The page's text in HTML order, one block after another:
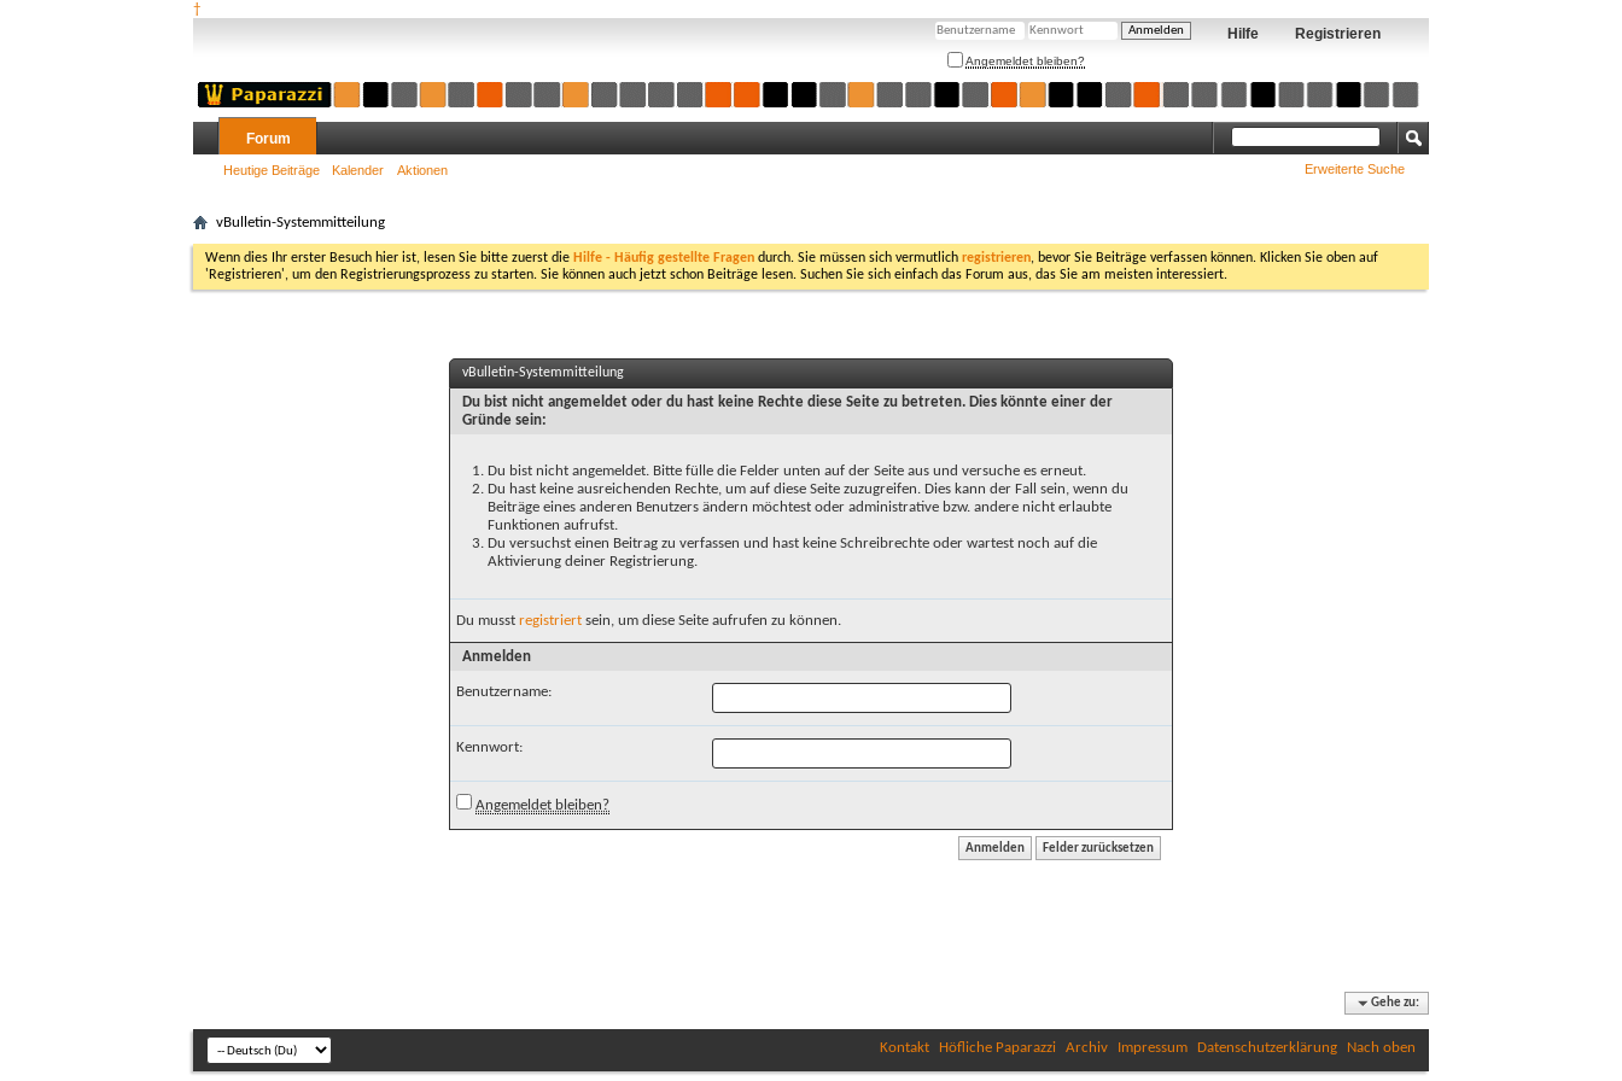
†
Registrieren
Hilfe
Angemeldet bleiben?
Forum
Heutige Beiträge Kalender Aktionen Erweiterte Suche
vBulletin-Systemmitteilung
Wenn dies Ihr erster Besuch hier ist, lesen Sie bitte zuerst die Hilfe - Häufig gestellte Fragen durch. Sie müssen sich vermutlich registrieren, bevor Sie Beiträge verfassen können. Klicken Sie oben auf
'Registrieren', um den Registrierungsprozess zu starten. Sie können auch jetzt schon Beiträge lesen. Suchen Sie sich einfach das Forum aus, das Sie am meisten interessiert.
vBulletin-Systemmitteilung
Du bist nicht angemeldet oder du hast keine Rechte diese Seite zu betreten. Dies könnte einer der
Gründe sein:
Du bist nicht angemeldet. Bitte fülle die Felder unten auf der Seite aus und versuche es erneut.
Du hast keine ausreichenden Rechte, um auf diese Seite zuzugreifen. Dies kann der Fall sein, wenn du
Beiträge eines anderen Benutzers ändern möchtest oder administrative bzw. andere nicht erlaubte
Funktionen aufrufst.
Du versuchst einen Beitrag zu verfassen und hast keine Schreibrechte oder wartest noch auf die
Aktivierung deiner Registrierung.
Du musst registriert sein, um diese Seite aufrufen zu können.
Anmelden
Benutzername:
Kennwort:
Angemeldet bleiben?
Gehe zu:
Kontakt Höfliche Paparazzi Archiv Impressum Datenschutzerklärung Nach oben